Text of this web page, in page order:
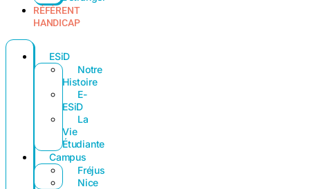
RÉFÉRENT
HANDICAP
ESiD
Notre
Histoire
E-
ESiD
La
Vie
Étudiante
Campus
Fréjus
Nice